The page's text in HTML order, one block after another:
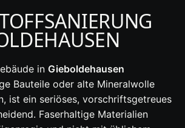
in Gieboldehausen
Bauteile oder alte Mineralwolle
ist ein seriöses, vorschriftsgetreues
Faserhaltige Materialien